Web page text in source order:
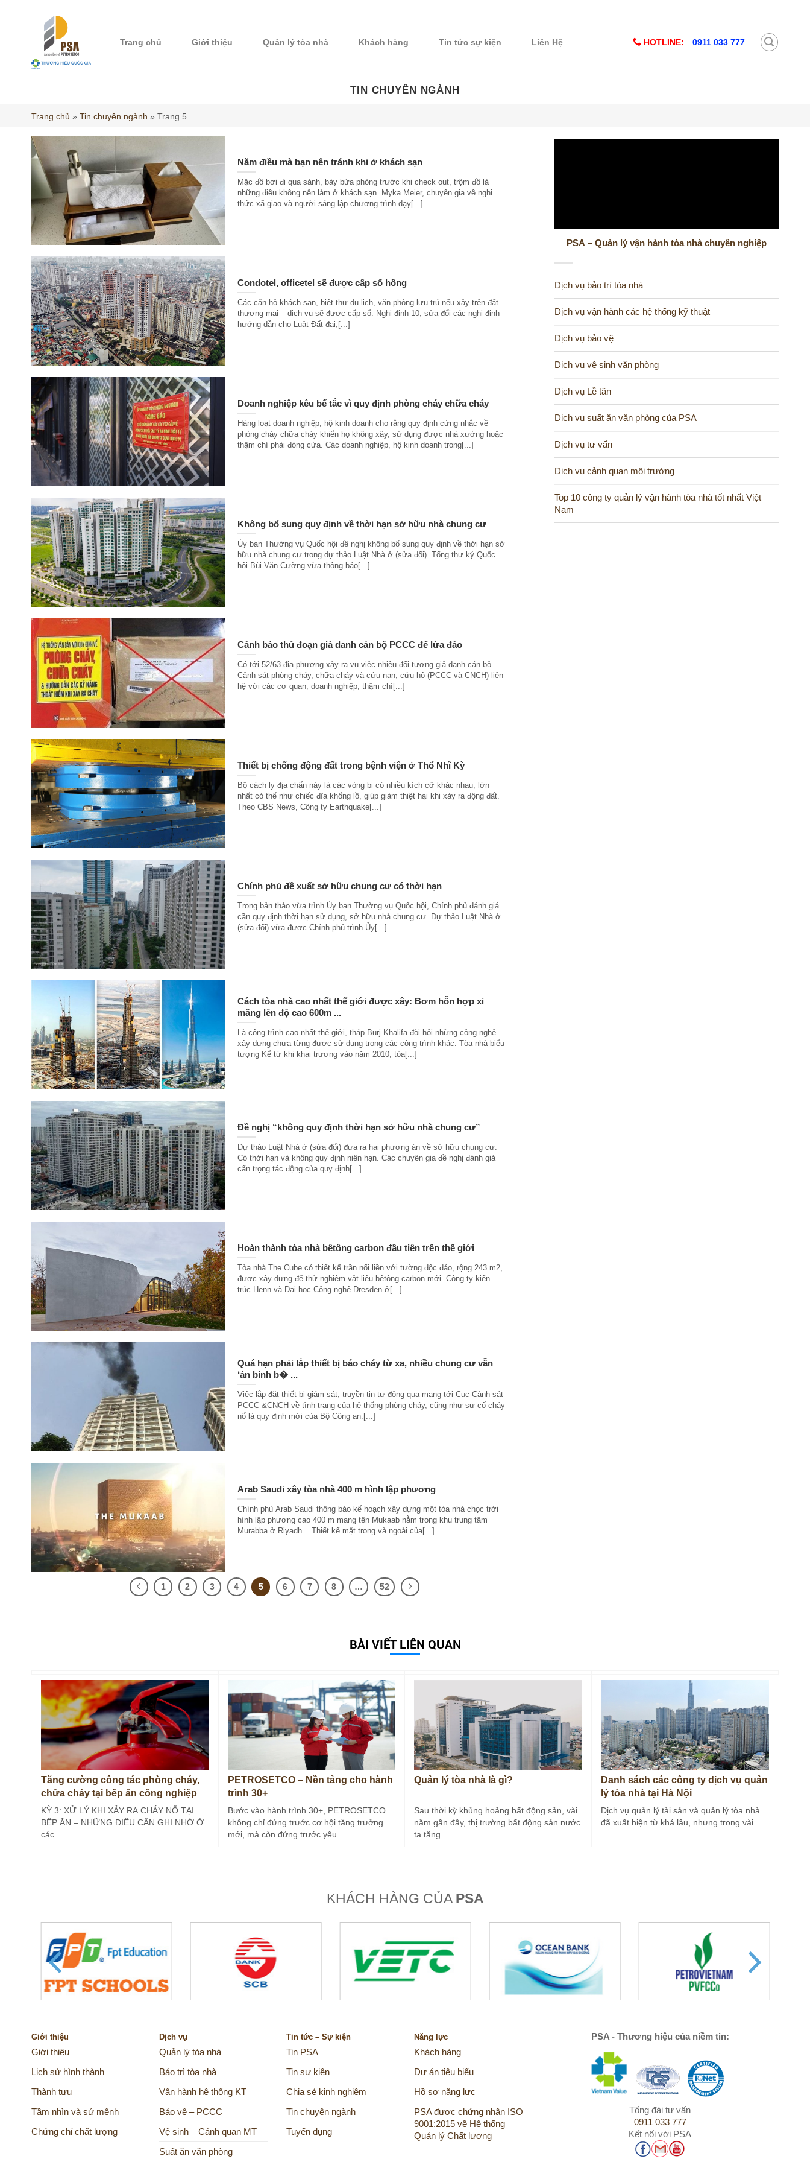
Trang chủ Giới thiệu Quản lý tòa nhà Khách hàng Tin tức sự kiện Liên Hệ HOTLINE: 0911 033 777
TIN CHUYÊN NGÀNH
Trang chủ » Tin chuyên ngành » Trang 5
Năm điều mà bạn nên tránh khi ở khách sạn
Mặc đồ bơi đi qua sảnh, bày bừa phòng trước khi check out, trộm đồ là
những điều không nên làm ở khách sạn. Myka Meier, chuyên gia về nghi
thức xã giao và người sáng lập chương trình dạy[...]
Condotel, officetel sẽ được cấp sổ hồng
Các căn hộ khách sạn, biệt thự du lịch, văn phòng lưu trú nếu xây trên đất
thương mại – dịch vụ sẽ được cấp sổ. Nghị định 10, sửa đổi các nghị định
hướng dẫn cho Luật Đất đai,[...]
Doanh nghiệp kêu bế tắc vì quy định phòng cháy chữa cháy
Hàng loạt doanh nghiệp, hộ kinh doanh cho rằng quy định cứng nhắc về
phòng cháy chữa cháy khiến họ không xây, sử dụng được nhà xưởng hoặc
thậm chí phải đóng cửa. Các doanh nghiệp, hộ kinh doanh trong[...]
Không bổ sung quy định về thời hạn sở hữu nhà chung cư
Ủy ban Thường vụ Quốc hội đề nghị không bổ sung quy định về thời hạn sở
hữu nhà chung cư trong dự thảo Luật Nhà ở (sửa đổi). Tổng thư ký Quốc
hội Bùi Văn Cường vừa thông báo[...]
Cảnh báo thủ đoạn giả danh cán bộ PCCC để lừa đảo
Có tới 52/63 địa phương xảy ra vụ việc nhiều đối tượng giả danh cán bộ
Cảnh sát phòng cháy, chữa cháy và cứu nạn, cứu hộ (PCCC và CNCH) liên
hệ với các cơ quan, doanh nghiệp, thậm chí[...]
Thiết bị chống động đất trong bệnh viện ở Thổ Nhĩ Kỳ
Bộ cách ly địa chấn này là các vòng bi có nhiều kích cỡ khác nhau, lớn
nhất có thể như chiếc đĩa khổng lồ, giúp giảm thiệt hại khi xảy ra động đất.
Theo CBS News, Công ty Earthquake[...]
Chính phủ đề xuất sở hữu chung cư có thời hạn
Trong bản thảo vừa trình Ủy ban Thường vụ Quốc hội, Chính phủ đánh giá
cần quy định thời hạn sử dụng, sở hữu nhà chung cư. Dự thảo Luật Nhà ở
(sửa đổi) vừa được Chính phủ trình Ủy[...]
Cách tòa nhà cao nhất thế giới được xây: Bơm hỗn hợp xi
măng lên độ cao 600m ...
Là công trình cao nhất thế giới, tháp Burj Khalifa đòi hỏi những công nghệ
xây dựng chưa từng được sử dụng trong các công trình khác. Tòa nhà biểu
tượng Kể từ khi khai trương vào năm 2010, tòa[...]
Đề nghị “không quy định thời hạn sở hữu nhà chung cư”
Dự thảo Luật Nhà ở (sửa đổi) đưa ra hai phương án về sở hữu chung cư:
Có thời hạn và không quy định niên hạn. Các chuyên gia đề nghị đánh giá
cẩn trọng tác động của quy định[...]
Hoàn thành tòa nhà bêtông carbon đầu tiên trên thế giới
Tòa nhà The Cube có thiết kế trần nối liền với tường độc đáo, rộng 243 m2,
được xây dựng để thử nghiệm vật liệu bêtông carbon mới. Công ty kiến
trúc Henn và Đại học Công nghệ Dresden ở[...]
Quá hạn phải lắp thiết bị báo cháy từ xa, nhiều chung cư vẫn
‘án binh b� ...
Việc lắp đặt thiết bị giám sát, truyền tin tự động qua mạng tới Cục Cảnh sát
PCCC &CNCH về tình trạng của hệ thống phòng cháy, cũng như sự cố cháy
nổ là quy định mới của Bộ Công an.[...]
Arab Saudi xây tòa nhà 400 m hình lập phương
Chính phủ Arab Saudi thông báo kế hoạch xây dựng một tòa nhà chọc trời
hình lập phương cao 400 m mang tên Mukaab nằm trong khu trung tâm
Murabba ở Riyadh. . Thiết kế mặt trong và ngoài của[...]
1 2 3 4 5 6 7 8 … 52
PSA – Quản lý vận hành tòa nhà chuyên nghiệp
Dịch vụ bảo trì tòa nhà
Dịch vụ vận hành các hệ thống kỹ thuật
Dịch vụ bảo vệ
Dịch vụ vệ sinh văn phòng
Dịch vụ Lễ tân
Dịch vụ suất ăn văn phòng của PSA
Dịch vụ tư vấn
Dịch vụ cảnh quan môi trường
Top 10 công ty quản lý vận hành tòa nhà tốt nhất Việt
Nam
BÀI VIẾT LIÊN QUAN
Tăng cường công tác phòng cháy,
chữa cháy tại bếp ăn công nghiệp
(Kỳ 3)
KỲ 3: XỬ LÝ KHI XẢY RA CHÁY NỔ TẠI
BẾP ĂN – NHỮNG ĐIỀU CẦN GHI NHỚ Ở
các…
PETROSETCO – Nền tảng cho hành
trình 30+
Bước vào hành trình 30+, PETROSETCO
không chỉ đứng trước cơ hội tăng trưởng
mới, mà còn đứng trước yêu…
Quản lý tòa nhà là gì?
Sau thời kỳ khủng hoảng bất động sản, vài
năm gần đây, thị trường bất động sản nước
ta tăng…
Danh sách các công ty dịch vụ quản
lý tòa nhà tại Hà Nội
Dịch vụ quản lý tài sản và quản lý tòa nhà
đã xuất hiện từ khá lâu, nhưng trong vài…
KHÁCH HÀNG CỦA PSA
Giới thiệu
Giới thiệu
Lịch sử hình thành
Thành tựu
Tầm nhìn và sứ mệnh
Chứng chỉ chất lượng
Dịch vụ
Quản lý tòa nhà
Bảo trì tòa nhà
Vận hành hệ thống KT
Bảo vệ – PCCC
Vệ sinh – Cảnh quan MT
Suất ăn văn phòng
Tin tức – Sự kiện
Tin PSA
Tin sự kiện
Chia sẻ kinh nghiệm
Tin chuyên ngành
Tuyển dụng
Năng lực
Khách hàng
Dự án tiêu biểu
Hồ sơ năng lực
PSA được chứng nhận ISO
9001:2015 về Hệ thống
Quản lý Chất lượng
PSA - Thương hiệu của niềm tin:
Tổng đài tư vấn
0911 033 777
Kết nối với PSA